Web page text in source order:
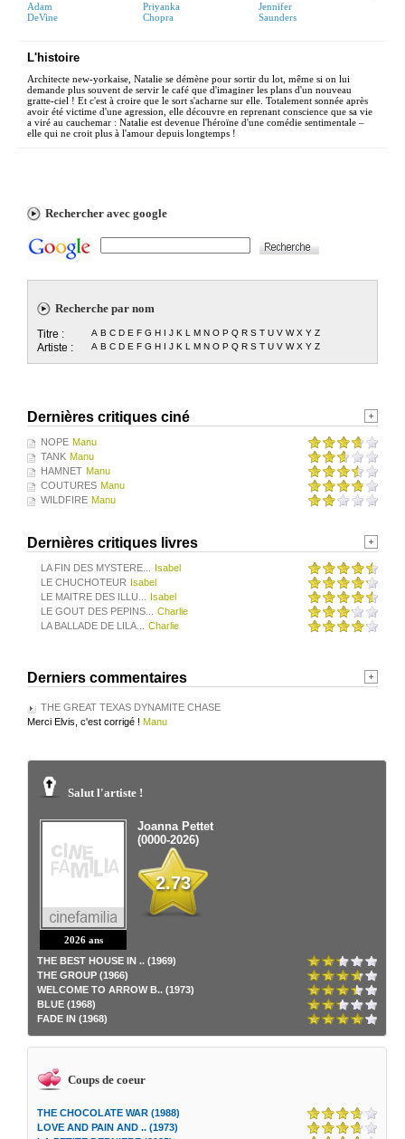
Adam
DeVine
Priyanka
Chopra
Jennifer
Saunders
L'histoire
Architecte new-yorkaise, Natalie se démène pour sortir du lot, même si on lui
demande plus souvent de servir le café que d'imaginer les plans d'un nouveau
gratte-ciel ! Et c'est à croire que le sort s'acharne sur elle. Totalement sonnée après
avoir été victime d'une agression, elle découvre en reprenant conscience que sa vie
a viré au cauchemar : Natalie est devenue l'héroïne d'une comédie sentimentale –
elle qui ne croit plus à l'amour depuis longtemps !
Rechercher avec google
Recherche par nom
Titre : A B C D E F G H I J K L M N O P Q R S T U V W X Y Z
Artiste : A B C D E F G H I J K L M N O P Q R S T U V W X Y Z
Dernières critiques ciné
NOPE Manu
TANK Manu
HAMNET Manu
COUTURES Manu
WILDFIRE Manu
Dernières critiques livres
LA FIN DES MYSTERE...
Isabel
LE CHUCHOTEUR Isabel
LE MAITRE DES ILLU...
Isabel
LE GOUT DES PEPINS...
Charlie
LA BALLADE DE LILA...
Charlie
Derniers commentaires
THE GREAT TEXAS DYNAMITE CHASE
Merci Elvis, c'est corrigé ! Manu
Salut l'artiste !
2026 ans
Joanna Pettet
(0000-2026)
2.73
THE BEST HOUSE IN .. (1969)
THE GROUP (1966)
WELCOME TO ARROW B.. (1973)
BLUE (1968)
FADE IN (1968)
Coups de coeur
THE CHOCOLATE WAR (1988)
LOVE AND PAIN AND .. (1973)